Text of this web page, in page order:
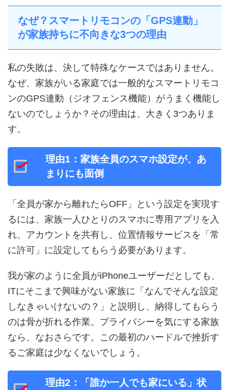
なぜ？スマートリモコンの「GPS連動」
が家族持ちに不向きな3つの理由
私の失敗は、決して特殊なケースではありません。
なぜ、家族がいる家庭では一般的なスマートリモコ
ンのGPS連動（ジオフェンス機能）がうまく機能し
ないのでしょうか？その理由は、大きく3つありま
す。
理由1：家族全員のスマホ設定が、あ
まりにも面倒
「全員が家から離れたらOFF」という設定を実現す
るには、家族一人ひとりのスマホに専用アプリを入
れ、アカウントを共有し、位置情報サービスを「常
に許可」に設定してもらう必要があります。
我が家のように全員がiPhoneユーザーだとしても、
ITにそこまで興味がない家族に「なんでそんな設定
しなきゃいけないの？」と説明し、納得してもらう
のは骨が折れる作業。プライバシーを気にする家族
なら、なおさらです。この最初のハードルで挫折す
るご家庭は少なくないでしょう。
理由2：「誰か一人でも家にいる」状